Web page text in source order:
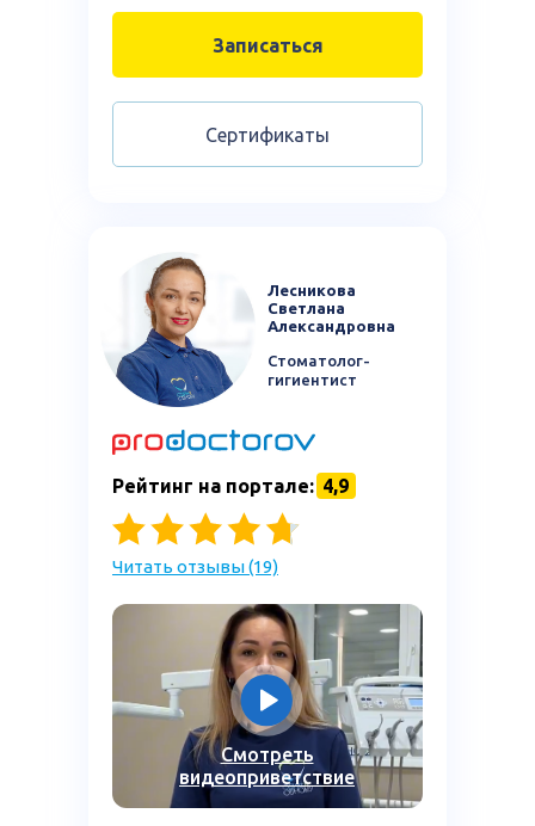
Записаться
Сертификаты
Смотреть
видеоприветствие
Стоматолог-
гигиентист
Лесникова
Светлана
Александровна
Рейтинг на портале: 4,9
Читать отзывы (19)